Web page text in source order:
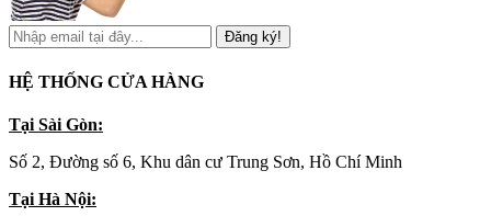
Đăng ký!
HỆ THỐNG CỬA HÀNG
Tại Sài Gòn:
Số 2, Đường số 6, Khu dân cư Trung Sơn, Hồ Chí Minh
Tại Hà Nội: